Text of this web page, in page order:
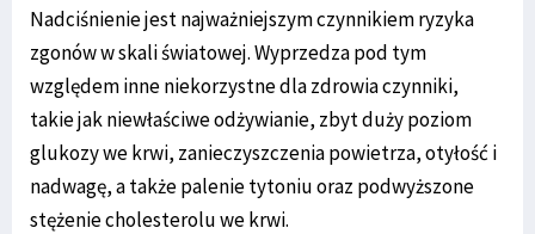
Nadciśnienie jest najważniejszym czynnikiem ryzyka
zgonów w skali światowej. Wyprzedza pod tym
względem inne niekorzystne dla zdrowia czynniki,
takie jak niewłaściwe odżywianie, zbyt duży poziom
glukozy we krwi, zanieczyszczenia powietrza, otyłość i
nadwagę, a także palenie tytoniu oraz podwyższone
stężenie cholesterolu we krwi.